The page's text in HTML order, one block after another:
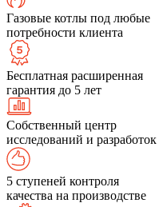
Газовые котлы под любые
потребности клиента
Бесплатная расширенная
гарантия до 5 лет
Собственный центр
исследований и разработок
5 ступеней контроля
качества на производстве